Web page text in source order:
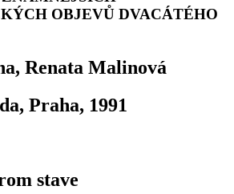
OBJEVŮ DVACÁTÉHO
Renata Malinová
Praha, 1991
stave